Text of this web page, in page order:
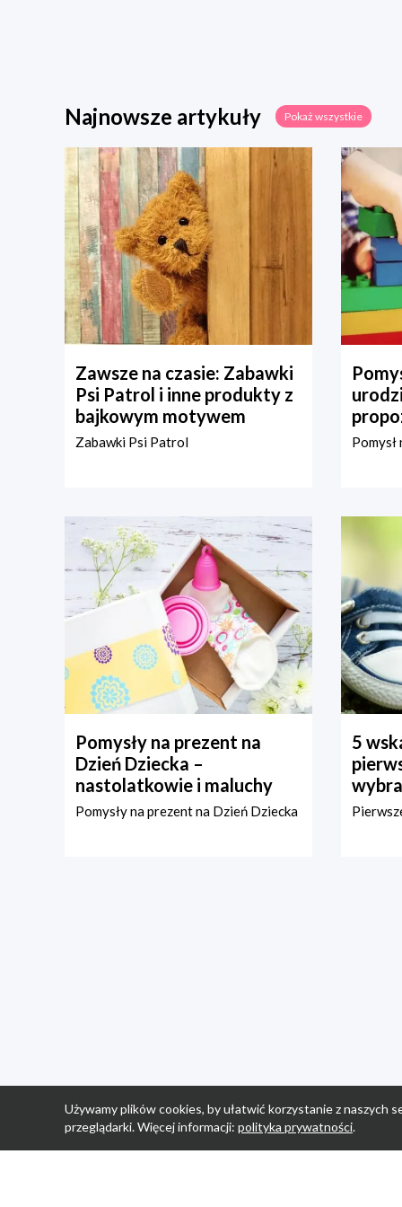
Najnowsze artykuły Pokaż wszystkie
Zawsze na czasie: Zabawki
Psi Patrol i inne produkty z
bajkowym motywem
Zabawki Psi Patrol
Pomysły na prezent na
Dzień Dziecka –
nastolatkowie i maluchy
Pomysły na prezent na Dzień Dziecka
5
Używamy plików cookies, by ułatwić korzystanie z naszych
przeglądarki. Więcej informacji: polityka prywatności.